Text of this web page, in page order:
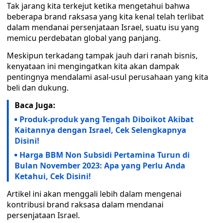
Tak jarang kita terkejut ketika mengetahui bahwa
beberapa brand raksasa yang kita kenal telah terlibat
dalam mendanai persenjataan Israel, suatu isu yang
memicu perdebatan global yang panjang.
Meskipun terkadang tampak jauh dari ranah bisnis,
kenyataan ini mengingatkan kita akan dampak
pentingnya mendalami asal-usul perusahaan yang kita
beli dan dukung.
Baca Juga:
Produk-produk yang Tengah Diboikot Akibat
Kaitannya dengan Israel, Cek Selengkapnya
Disini!
Harga BBM Non Subsidi Pertamina Turun di
Bulan November 2023: Apa yang Perlu Anda
Ketahui, Cek Disini!
Artikel ini akan menggali lebih dalam mengenai
kontribusi brand raksasa dalam mendanai
persenjataan Israel.